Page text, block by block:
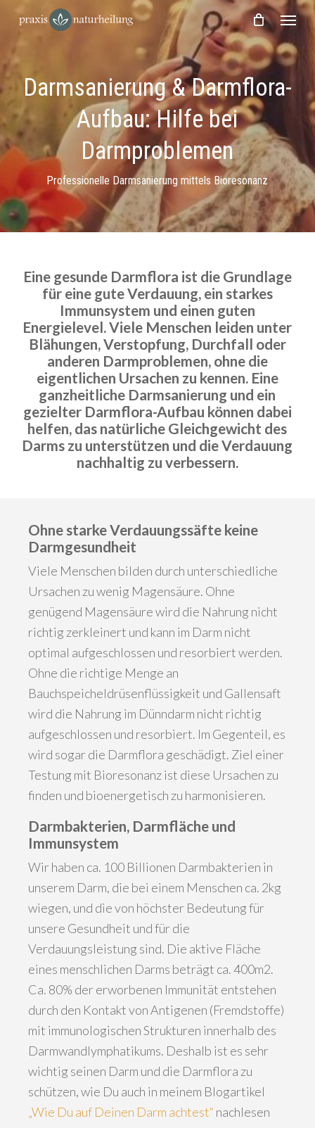
main
content
Menu
Darmsanierung & Darmflora-
Aufbau: Hilfe bei
Darmproblemen
Professionelle Darmsanierung mittels Bioresonanz
Eine gesunde Darmflora ist die Grundlage
für eine gute Verdauung, ein starkes
Immunsystem und einen guten
Energielevel. Viele Menschen leiden unter
Blähungen, Verstopfung, Durchfall oder
anderen Darmproblemen, ohne die
eigentlichen Ursachen zu kennen. Eine
ganzheitliche Darmsanierung und ein
gezielter Darmflora-Aufbau können dabei
helfen, das natürliche Gleichgewicht des
Darms zu unterstützen und die Verdauung
nachhaltig zu verbessern.
Ohne starke Verdauungssäfte keine
Darmgesundheit
Viele Menschen bilden durch unterschiedliche
Ursachen zu wenig Magensäure. Ohne
genügend Magensäure wird die Nahrung nicht
richtig zerkleinert und kann im Darm nicht
optimal aufgeschlossen und resorbiert werden.
Ohne die richtige Menge an
Bauchspeicheldrüsenflüssigkeit und Gallensaft
wird die Nahrung im Dünndarm nicht richtig
aufgeschlossen und resorbiert. Im Gegenteil, es
wird sogar die Darmflora geschädigt. Ziel einer
Testung mit Bioresonanz ist diese Ursachen zu
finden und bioenergetisch zu harmonisieren.
Darmbakterien, Darmfläche und
Immunsystem
Wir haben ca. 100 Billionen Darmbakterien in
unserem Darm, die bei einem Menschen ca. 2kg
wiegen, und die von höchster Bedeutung für
unsere Gesundheit und für die
Verdauungsleistung sind. Die aktive Fläche
eines menschlichen Darms beträgt ca. 400m2.
Ca. 80% der erworbenen Immunität entstehen
durch den Kontakt von Antigenen (Fremdstoffe)
mit immunologischen Strukturen innerhalb des
Darmwandlymphatikums. Deshalb ist es sehr
wichtig seinen Darm und die Darmflora zu
schützen, wie Du auch in meinem Blogartikel
„Wie Du auf Deinen Darm achtest“ nachlesen